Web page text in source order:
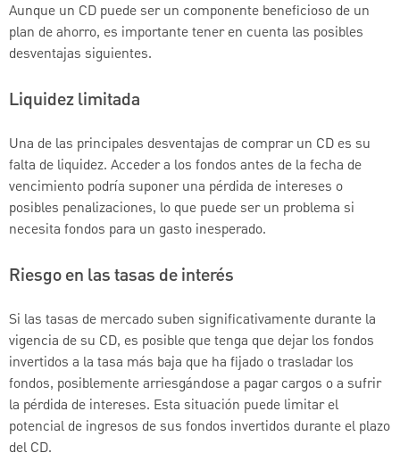
Aunque un CD puede ser un componente beneficioso de un
plan de ahorro, es importante tener en cuenta las posibles
desventajas siguientes.
Liquidez limitada
Una de las principales desventajas de comprar un CD es su
falta de liquidez. Acceder a los fondos antes de la fecha de
vencimiento podría suponer una pérdida de intereses o
posibles penalizaciones, lo que puede ser un problema si
necesita fondos para un gasto inesperado.
Riesgo en las tasas de interés
Si las tasas de mercado suben significativamente durante la
vigencia de su CD, es posible que tenga que dejar los fondos
invertidos a la tasa más baja que ha fijado o trasladar los
fondos, posiblemente arriesgándose a pagar cargos o a sufrir
la pérdida de intereses. Esta situación puede limitar el
potencial de ingresos de sus fondos invertidos durante el plazo
del CD.